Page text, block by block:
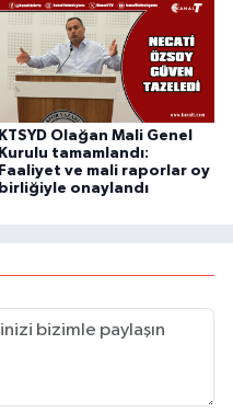
KTSYD Olağan Mali Genel
Kurulu tamamlandı:
Faaliyet ve mali raporlar oy
birliğiyle onaylandı